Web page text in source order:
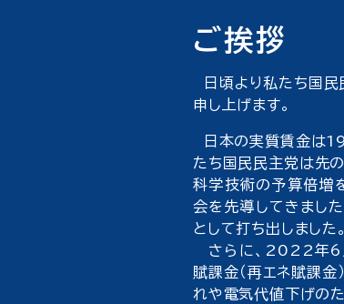
ご挨拶
日頃より私たち国民
申し上げます。
日本の実質賃金は
たち国民民主党は先の
科学技術の予算倍増
会を先導してきまし
として打ち出しました。
さらに、2022年6
賦課金（再エネ賦課
れや電気代値下げの